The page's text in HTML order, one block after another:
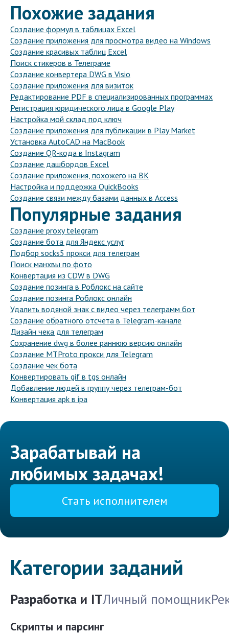
Похожие задания
Создание формул в таблицах Excel
Создание приложения для просмотра видео на Windows
Создание красивых таблиц Excel
Поиск стикеров в Телеграме
Создание конвертера DWG в Visio
Создание приложения для визиток
Редактирование PDF в специализированных программах
Регистрация юридического лица в Google Play
Настройка мой склад под ключ
Создание приложения для публикации в Play Market
Установка AutoCAD на MacBook
Создание QR-кода в Instagram
Создание дашбордов Excel
Создание приложения, похожего на ВК
Настройка и поддержка QuickBooks
Создание связи между базами данных в Access
Популярные задания
Создание proxy telegram
Создание бота для Яндекс услуг
Подбор socks5 прокси для телеграм
Поиск манхвы по фото
Конвертация из CDW в DWG
Создание позинга в Роблокс на сайте
Создание позинга Роблокс онлайн
Удалить водяной знак с видео через телеграмм бот
Создание обратного отсчета в Telegram-канале
Дизайн чека для телеграм
Сохранение dwg в более раннюю версию онлайн
Создание MTProto прокси для Telegram
Создание чек бота
Конвертировать gif в tgs онлайн
Добавление людей в группу через телеграм-бот
Конвертация apk в ipa
Зарабатывай на
любимых задачах!
Стать исполнителем
Категории заданий
Разработка и ITЛичный помощник
Скрипты и парсинг